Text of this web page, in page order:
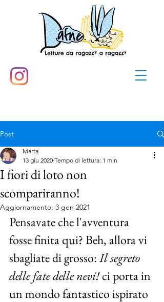
Post
I fiori di loto non
scompariranno!
Marta
13 giu 2020 Tempo di lettura: 1 min
Aggiornamento: 3 gen 2021
Pensavate che l'avventura
fosse finita qui? Beh, allora vi
sbagliate di grosso:Il segreto
delle fate delle nevi! ci porta in
un mondo fantastico ispirato